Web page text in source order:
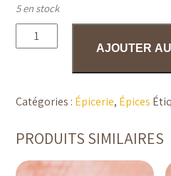
5 en stock
quantité
Bruschetta AJOUTER
Catégories : Épicerie, Épices
PRODUITS SIMILAIRES